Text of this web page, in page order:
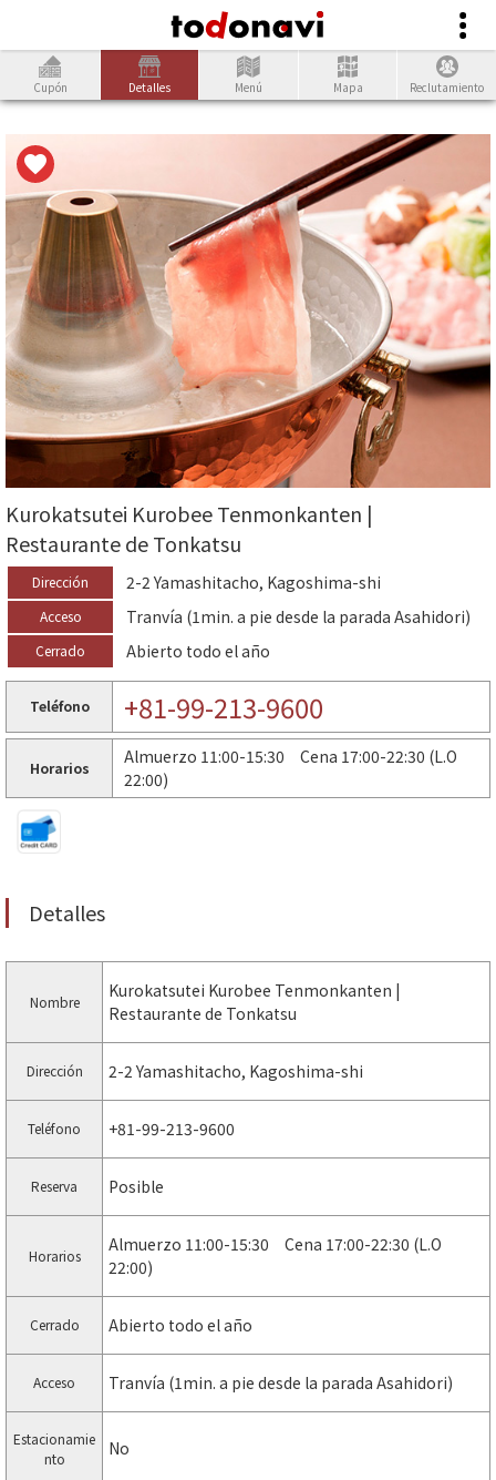
Cupón Detalles Menú Mapa Reclutamiento
Kurokatsutei Kurobee Tenmonkanten |
Restaurante de Tonkatsu
Dirección 2-2 Yamashitacho, Kagoshima-shi
Acceso Tranvía (1min. a pie desde la parada Asahidori)
Cerrado Abierto todo el año
Teléfono +81-99-213-9600
Horarios
Almuerzo 11:00-15:30 Cena 17:00-22:30 (L.O
22:00)
Detalles
Nombre
Kurokatsutei Kurobee Tenmonkanten |
Restaurante de Tonkatsu
Dirección 2-2 Yamashitacho, Kagoshima-shi
Teléfono +81-99-213-9600
Reserva Posible
Horarios
Almuerzo 11:00-15:30 Cena 17:00-22:30 (L.O
22:00)
Cerrado Abierto todo el año
Acceso Tranvía (1min. a pie desde la parada Asahidori)
Estacionamie
nto
No